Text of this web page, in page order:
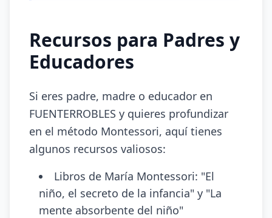
Recursos para Padres y
Educadores
Si eres padre, madre o educador en
FUENTERROBLES y quieres profundizar
en el método Montessori, aquí tienes
algunos recursos valiosos:
Libros de María Montessori: "El
niño, el secreto de la infancia" y "La
mente absorbente del niño"